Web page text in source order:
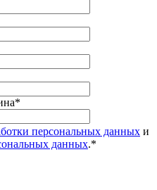
*
персональных данных и
данных.*